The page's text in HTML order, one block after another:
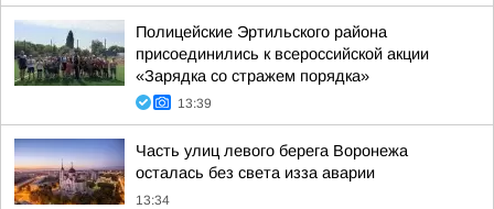
Полицейские Эртильского района
присоединились к всероссийской акции
«Зарядка со стражем порядка»
13:39
Часть улиц левого берега Воронежа
осталась без света изза аварии
13:34